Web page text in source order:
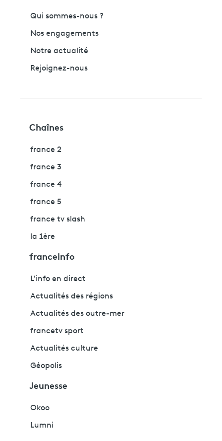
Qui sommes-nous ?
Nos engagements
Notre actualité
Rejoignez-nous
Chaînes
france 2
france 3
france 4
france 5
france tv slash
la 1ère
franceinfo
L'info en direct
Actualités des régions
Actualités des outre-mer
francetv sport
Actualités culture
Géopolis
Jeunesse
Okoo
Lumni